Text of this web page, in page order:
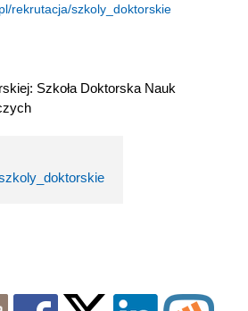
rekrutacja/szkoly_doktorskie
Szkoła Doktorska Nauk